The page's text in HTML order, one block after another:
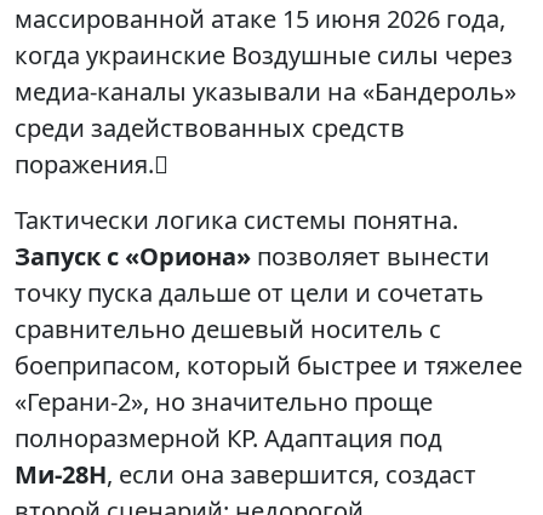
массированной атаке 15 июня 2026 года,
когда украинские Воздушные силы через
медиа‑каналы указывали на «Бандероль»
среди задействованных средств
поражения.
Тактически логика системы понятна.
Запуск с «Ориона» позволяет вынести
точку пуска дальше от цели и сочетать
сравнительно дешевый носитель с
боеприпасом, который быстрее и тяжелее
«Герани‑2», но значительно проще
полноразмерной КР. Адаптация под
Ми‑28Н, если она завершится, создаст